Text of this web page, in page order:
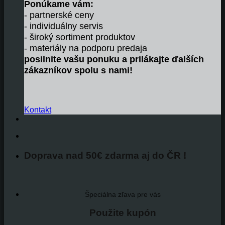
Ponúkame vám:
- partnerské ceny
- individuálny servis
- široký sortiment produktov
- materiály na podporu predaja
posilnite vašu ponuku a prilákajte ďalších
zákazníkov spolu s nami!
Kontakt
Doprava nad 50€ zdarma aj do ČR !
Špeciálna zľava pre vás
Použite kupón